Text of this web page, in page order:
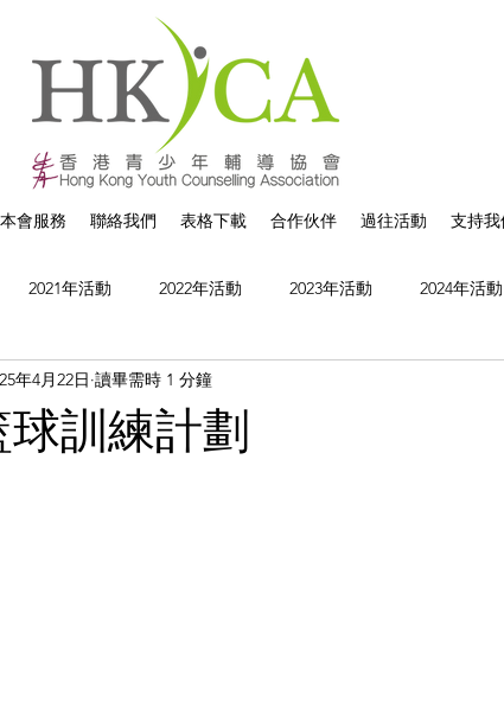
本會服務 聯絡我們 表格下載 合作伙伴 過往活動 支持我
2021年活動 2022年活動 2023年活動 2024年活動
訓練計劃
年4月22日 讀畢需時 1 分鐘